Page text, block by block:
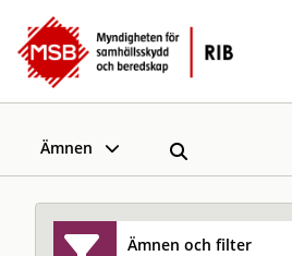
Ämnen
Ämnen och filter